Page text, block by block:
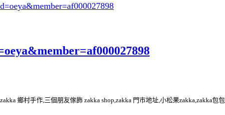
鄉村手作,三個朋友傢飾 zakka shop,zakka 門市地址,小松果zakka,zakka包包